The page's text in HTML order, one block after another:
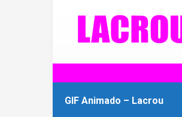
GIF Animado – Lacrou